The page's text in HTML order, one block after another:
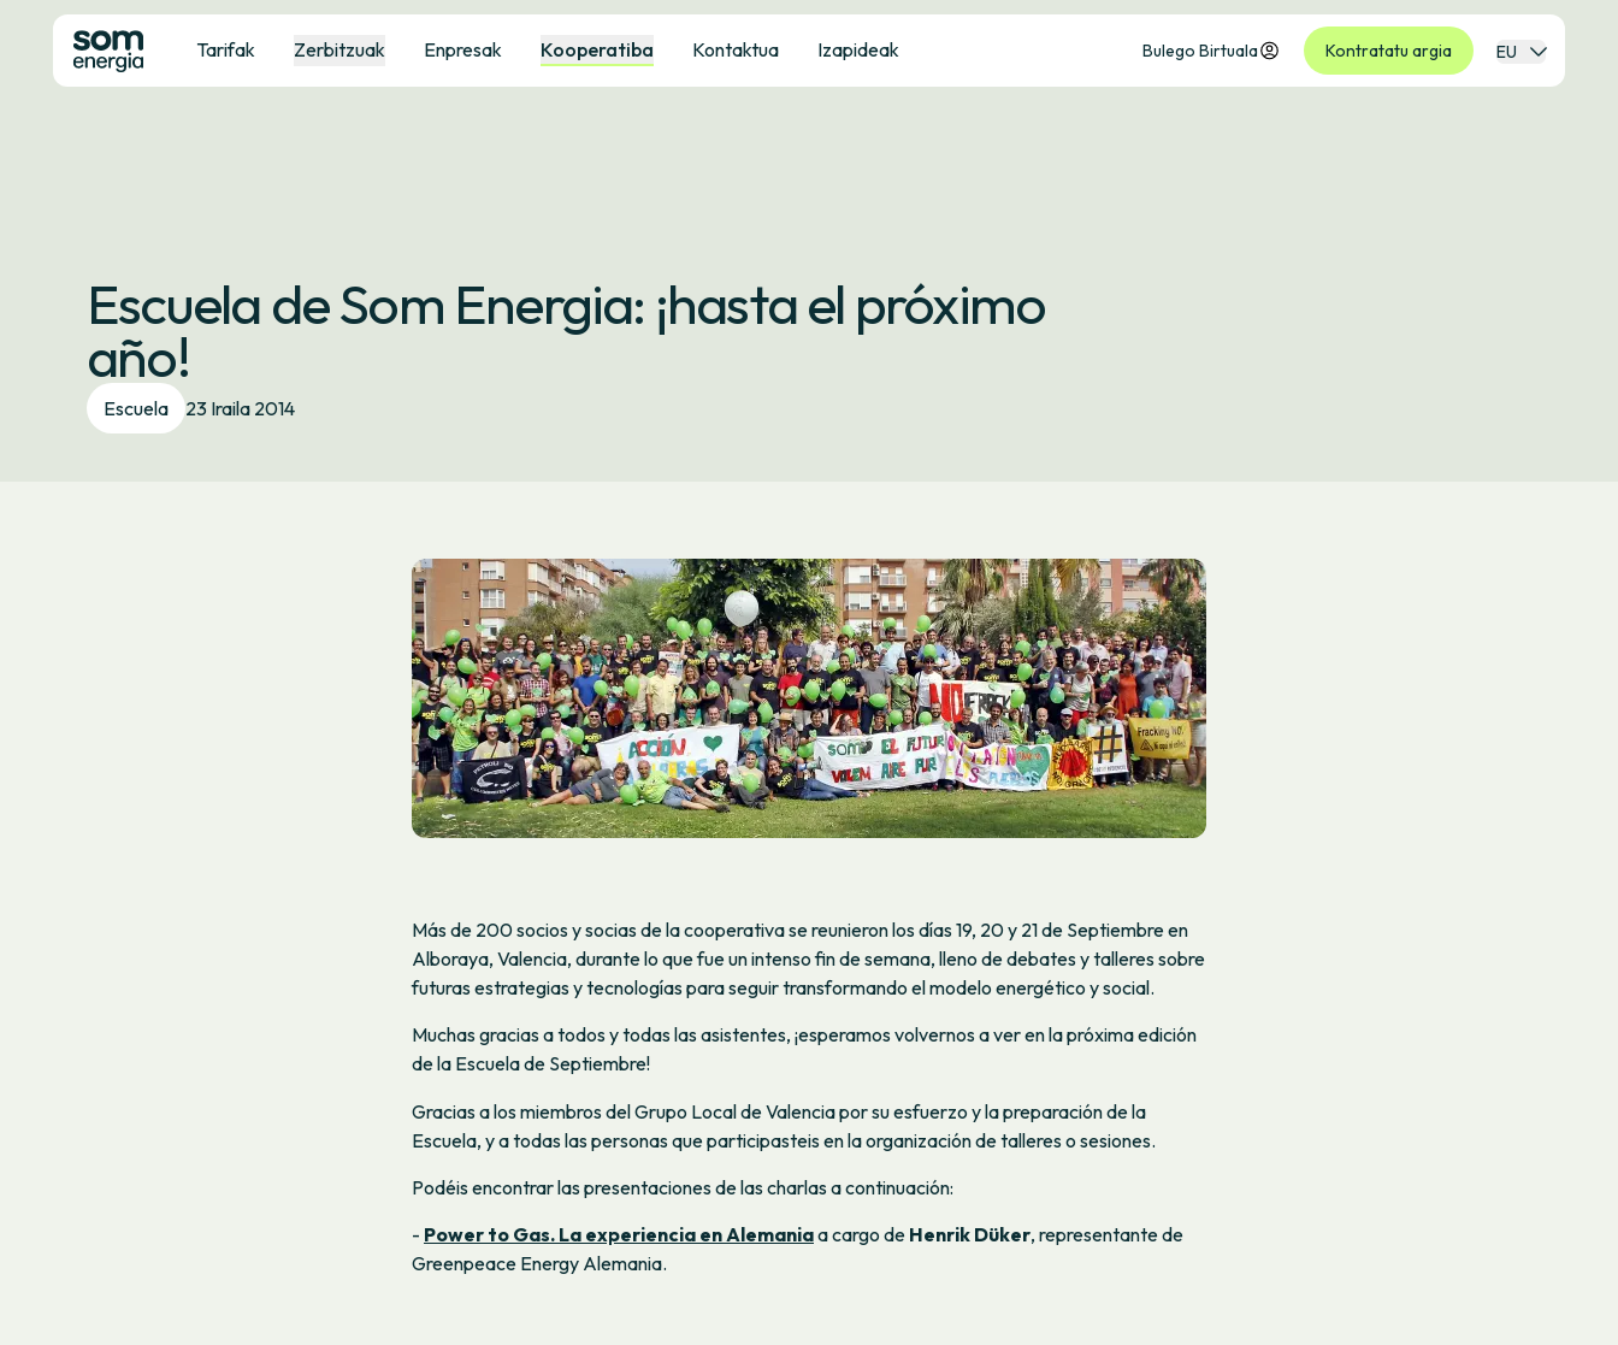
Tarifak Zerbitzuak Enpresak Kooperatiba Kontaktua Izapideak Bulego Birtuala Kontratatu argia EU
Escuela de Som Energia: ¡hasta el próximo
año!
Escuela 23 Iraila 2014
Más de 200 socios y socias de la cooperativa se reunieron los días 19, 20 y 21 de Septiembre en
Alboraya, Valencia, durante lo que fue un intenso fin de semana, lleno de debates y talleres sobre
futuras estrategias y tecnologías para seguir transformando el modelo energético y social.
Muchas gracias a todos y todas las asistentes, ¡esperamos volvernos a ver en la próxima edición
de la Escuela de Septiembre!
Gracias a los miembros del Grupo Local de Valencia por su esfuerzo y la preparación de la
Escuela, y a todas las personas que participasteis en la organización de talleres o sesiones.
Podéis encontrar las presentaciones de las charlas a continuación:
- Power to Gas. La experiencia en Alemaniaa cargo de Henrik Düker, representante de
Greenpeace Energy Alemania.